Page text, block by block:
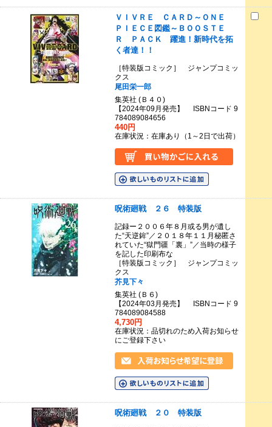
ＶＩＶＲＥ ＣＡＲＤ～ＯＮＥ
ＰＩＥＣＥ図鑑～ＢＯＯＳＴＥ
Ｒ ＰＡＣＫ 躍進！新時代を拓
く者達！！
［特装版コミック］ ジャンプコミッ
クス
尾田栄一郎
集英社 (Ｂ４０)
【2024年09月発売】 ISBNコード 9
784089084656
440円
在庫状況：在庫あり（1～2日で出荷）
呪術廻戦 ２６ 特装版
記録ー２００６年８月或る男が遺し
た“天逆鉾”／２０１８年１１月秘匿さ
れていた“獄門疆「裏」”／当時の様子
を記した印刷布な
［特装版コミック］ ジャンプコミッ
クス
芥見下々
集英社 (Ｂ６)
【2024年03月発売】 ISBNコード 9
784089084588
4,730円
在庫状況：品切れのため入荷お知らせ
にご登録下さい
呪術廻戦 ２０ 特装版